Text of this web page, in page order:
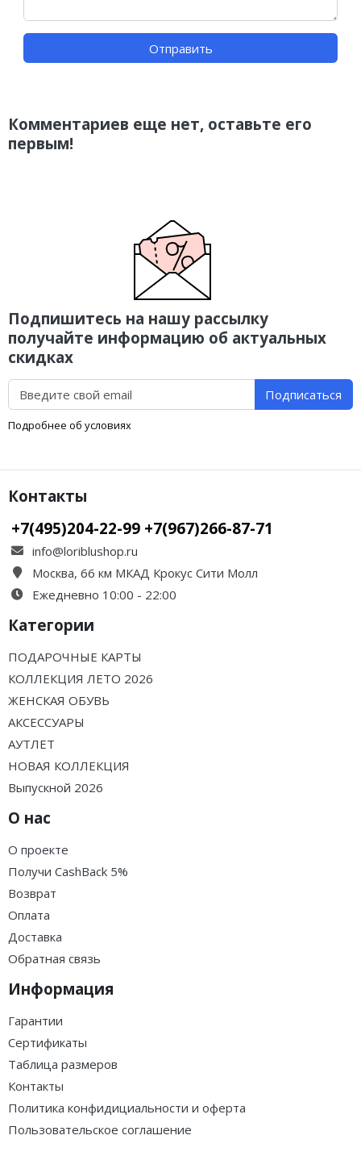
Комментариев еще нет, оставьте его
первым!
Отправить
Подпишитесь на нашу рассылку
получайте информацию об актуальных
скидках
Подписаться
Подробнее об условиях
Контакты
+7(495)204-22-99 +7(967)266-87-71
info@loriblushop.ru
Москва, 66 км МКАД Крокус Сити Молл
Ежедневно 10:00 - 22:00
Категории
ПОДАРОЧНЫЕ КАРТЫ
КОЛЛЕКЦИЯ ЛЕТО 2026
ЖЕНСКАЯ ОБУВЬ
АКСЕССУАРЫ
АУТЛЕТ
НОВАЯ КОЛЛЕКЦИЯ
Выпускной 2026
О нас
О проекте
Получи CashBack 5%
Возврат
Оплата
Доставка
Обратная связь
Информация
Гарантии
Сертификаты
Таблица размеров
Контакты
Политика конфидициальности и оферта
Пользовательское соглашение